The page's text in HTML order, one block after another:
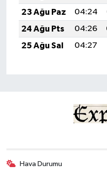
23 Ağu Paz
04:24
24 Ağu Pts
04:26
25 Ağu Sal
04:27
Hava Durumu